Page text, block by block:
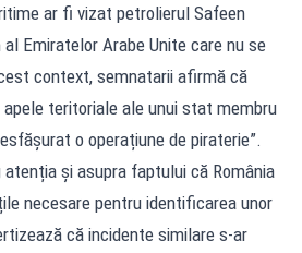
ar fi vizat petrolierul Safeen
al Emiratelor Arabe Unite care nu se
context, semnatarii afirmă că
teritoriale ale unui stat membru
o operațiune de piraterie”.
și asupra faptului că România
necesare pentru identificarea unor
că incidente similare s-ar